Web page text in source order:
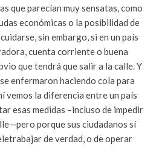
que parecían muy sensatas, como
económicas o la posibilidad de
sin embargo, si en un país
cuenta corriente o buena
que tendrá que salir a la calle. Y
enfermaron haciendo cola para
vemos la diferencia entre un país
esas medidas –incluso de impedir
porque sus ciudadanos sí
de verdad, o de operar